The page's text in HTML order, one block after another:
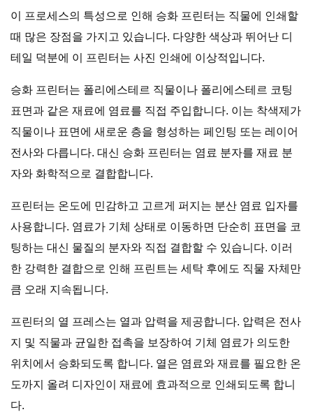
이 프로세스의 특성으로 인해 승화 프린터는 직물에 인쇄할
때 많은 장점을 가지고 있습니다. 다양한 색상과 뛰어난 디
테일 덕분에 이 프린터는 사진 인쇄에 이상적입니다.
승화 프린터는 폴리에스테르 직물이나 폴리에스테르 코팅
표면과 같은 재료에 염료를 직접 주입합니다. 이는 착색제가
직물이나 표면에 새로운 층을 형성하는 페인팅 또는 레이어
전사와 다릅니다. 대신 승화 프린터는 염료 분자를 재료 분
자와 화학적으로 결합합니다.
프린터는 온도에 민감하고 고르게 퍼지는 분산 염료 입자를
사용합니다. 염료가 기체 상태로 이동하면 단순히 표면을 코
팅하는 대신 물질의 분자와 직접 결합할 수 있습니다. 이러
한 강력한 결합으로 인해 프린트는 세탁 후에도 직물 자체만
큼 오래 지속됩니다.
프린터의 열 프레스는 열과 압력을 제공합니다. 압력은 전사
지 및 직물과 균일한 접촉을 보장하여 기체 염료가 의도한
위치에서 승화되도록 합니다. 열은 염료와 재료를 필요한 온
도까지 올려 디자인이 재료에 효과적으로 인쇄되도록 합니
다.